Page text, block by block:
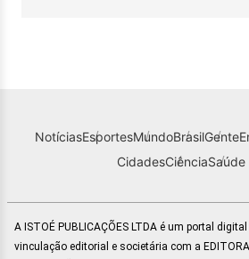
NotíciasEsportesMundoBrasilGente
CidadesCiênciaSaúde
A ISTOÉ PUBLICAÇÕES LTDA é um portal
vinculação editorial e societária com a EDITORA